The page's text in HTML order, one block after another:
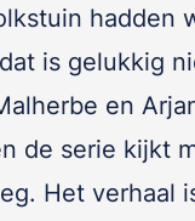
hadden
is gelukkig
en
de serie kijkt
Het verhaal